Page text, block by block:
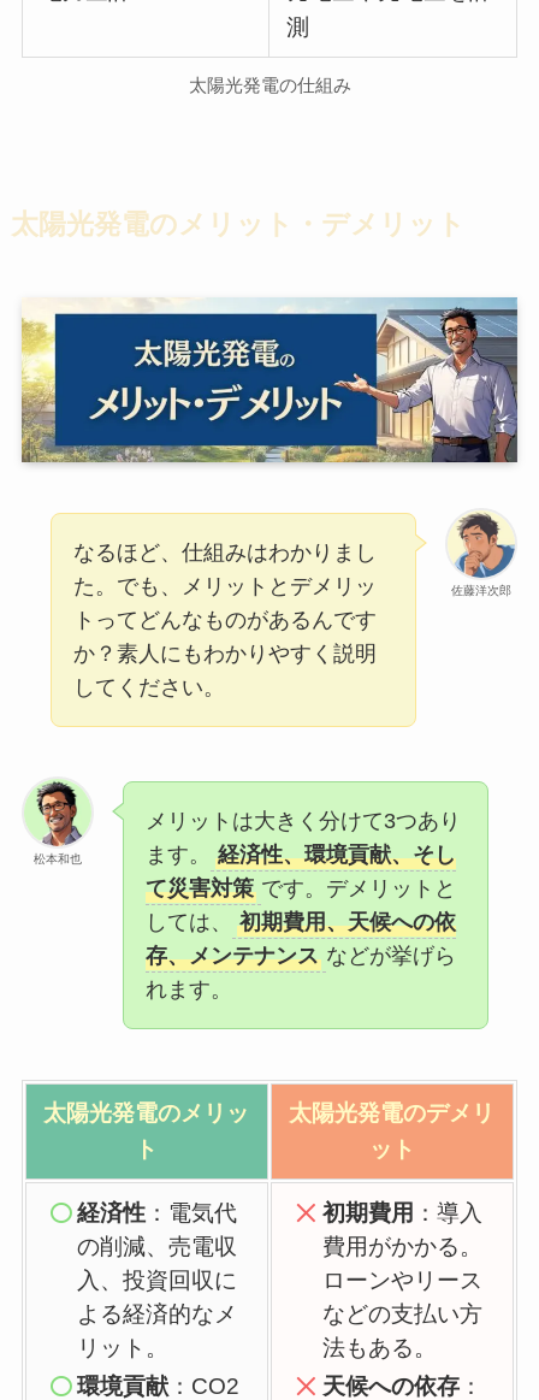
測
太陽光発電の仕組み
太陽光発電のメリット・デメリット
佐藤洋次郎
なるほど、仕組みはわかりまし
た。でも、メリットとデメリッ
トってどんなものがあるんです
か？素人にもわかりやすく説明
してください。
松本和也
メリットは大きく分けて3つあり
ます。
経済性、環境貢献、そし
て災害対策 です。デメリットと
しては、
初期費用、天候への依
存、メンテナンス などが挙げら
れます。
太陽光発電のメリッ
ト
太陽光発電のデメリ
ット
経済性 ：電気代
の削減、売電収
入、投資回収に
よる経済的なメ
リット。
環境貢献 ：CO2
初期費用 ：導入
費用がかかる。
ローンやリース
などの支払い方
法もある。
天候への依存 ：